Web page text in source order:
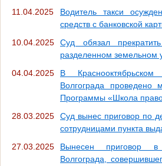
11.04.2025
Водитель такси
средств с банковской
10.04.2025
Суд обязал
разделенном земельном
04.04.2025
В
Волгограда проведено
Программы «Школа
28.03.2025
Суд вынес приговор по
сотрудницами пункта
27.03.2025
Вынесен приговор
Волгограда,